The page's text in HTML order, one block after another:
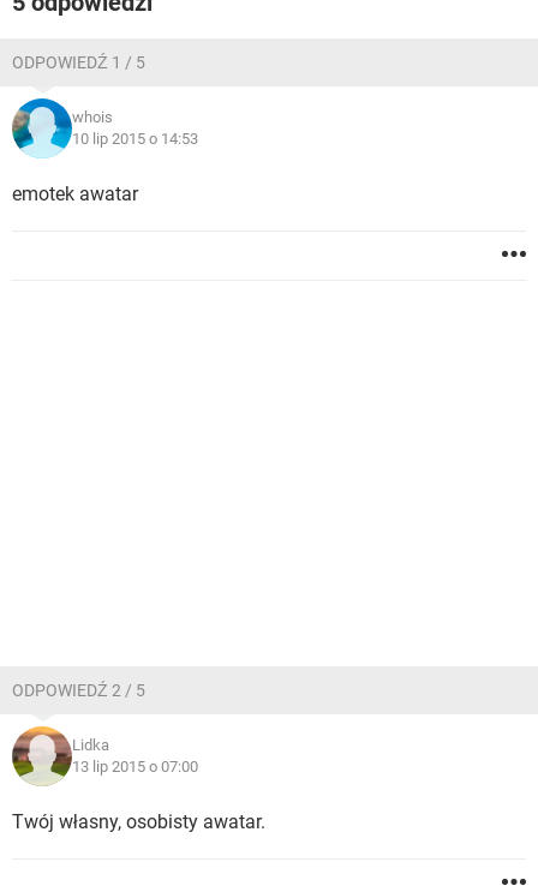
ODPOWIEDŹ 1 / 5
whois
10 lip 2015 o 14:53
emotek awatar
ODPOWIEDŹ 2 / 5
Lidka
13 lip 2015 o 07:00
Twój własny, osobisty awatar.